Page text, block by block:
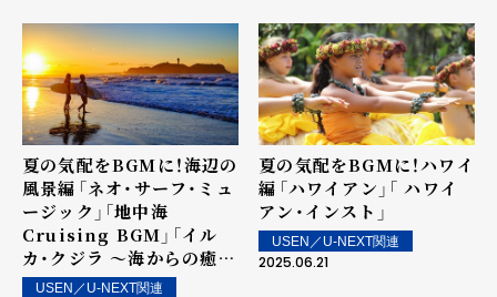
夏の気配をBGMに！海辺の
風景編――「ネオ・サーフ・ミュ
ージック」「地中海
Cruising BGM」「イル
カ・クジラ ～海からの癒し
～」USEN／U-NEXT関連
夏の気配をBGMに！ハワイ
編――「ハワイアン」「 ハワイ
アン・インスト」
USEN／U-NEXT関連
2025.06.21